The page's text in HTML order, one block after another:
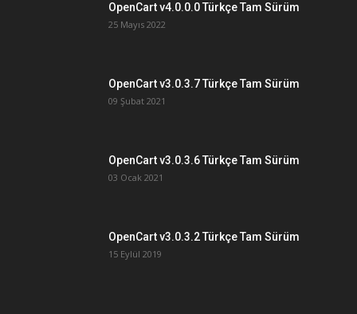
OpenCart v4.0.0.0 Türkçe Tam Sürüm
25 Mayıs 2022
OpenCart v3.0.3.7 Türkçe Tam Sürüm
09 Şubat 2021
OpenCart v3.0.3.6 Türkçe Tam Sürüm
03 Ocak 2021
OpenCart v3.0.3.2 Türkçe Tam Sürüm
15 Eylül 2019